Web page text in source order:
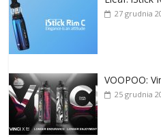
27 grudnia
VOOPOO:
25 grudnia